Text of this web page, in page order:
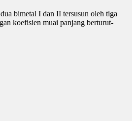
bimetal I dan II tersusun oleh tiga
koefisien muai panjang berturut-